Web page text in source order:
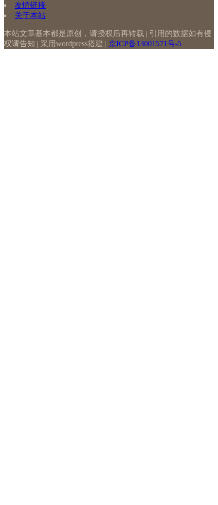
友情链接
关于本站
本站文章基本都是原创，请授权后再转载 | 引用的数据如有侵
权请告知 | 采用wordpress搭建 | 京ICP备13001571号-5